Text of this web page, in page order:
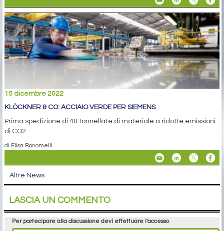
15 dicembre 2022
KLÖCKNER & CO: ACCIAIO VERDE PER SIEMENS
Prima spedizione di 40 tonnellate di materiale a ridotte emissioni
di CO2
di Elisa Bonomelli
Altre News
LASCIA UN COMMENTO
Per partecipare alla discussione devi effettuare l'accesso